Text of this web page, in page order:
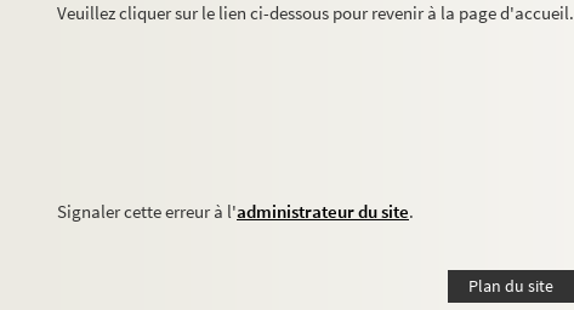
Veuillez cliquer sur le lien ci-dessous pour revenir à la page d'accueil.
Signaler cette erreur à l'administrateur du site.
Plan du site